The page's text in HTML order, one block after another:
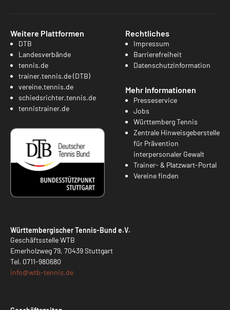
Weitere Plattformen
DTB
Landesverbände
tennis.de
trainer.tennis.de (DTB)
vereine.tennis.de
schiedsrichter.tennis.de
tennistrainer.de
Rechtliches
Impressum
Barrierefreiheit
Datenschutzinformation
Mehr Informationen
Presseservice
Jobs
Württemberg Tennis
Zentrale Hinweisgeberstelle
für Prävention
interpersonaler Gewalt
Trainer- & Platzwart-Portal
Vereine finden
Württembergischer Tennis-Bund e.V.
Geschäftsstelle WTB
Emerholzweg 79, 70439 Stuttgart
Tel. 0711-980680
info@wtb-tennis.de